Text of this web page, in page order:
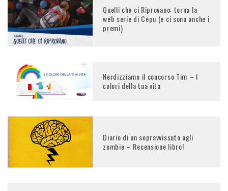
Quelli che ci Riprovano: torna la
web serie di Cepu (e ci sono anche i
premi)
Nerdizziamo il concorso Tim – I
colori della tua vita
Diario di un sopravvissuto agli
zombie – Recensione libro!